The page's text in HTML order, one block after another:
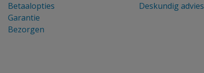
Betaalopties
Garantie
Bezorgen
Deskundig advies